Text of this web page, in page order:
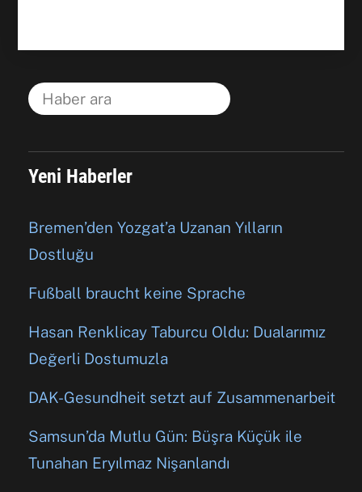
Yeni Haberler
Bremen’den Yozgat’a Uzanan Yılların
Dostluğu
Fußball braucht keine Sprache
Hasan Renklicay Taburcu Oldu: Dualarımız
Değerli Dostumuzla
DAK-Gesundheit setzt auf Zusammenarbeit
Samsun’da Mutlu Gün: Büşra Küçük ile
Tunahan Eryılmaz Nişanlandı